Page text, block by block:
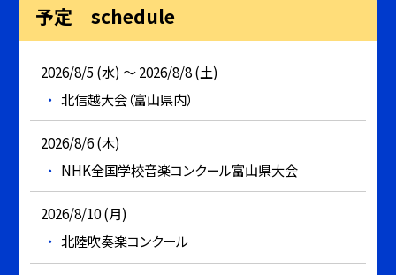
予定 schedule
2026/8/5 (水) ～ 2026/8/8 (土)
北信越大会（富山県内）
2026/8/6 (木)
NHK全国学校音楽コンクール富山県大会
2026/8/10 (月)
北陸吹奏楽コンクール